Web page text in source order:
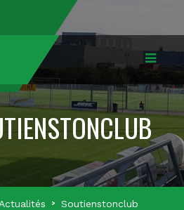
Actualités Soutienstonclub